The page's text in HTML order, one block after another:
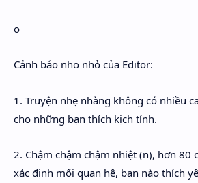
o
Cảnh báo nho nhỏ của Editor:
1. Truyện nhẹ nhàng không có nhiều
cho những bạn thích kịch tính.
2. Chậm chậm chậm nhiệt (n), hơn 80
xác định mối quan hệ, bạn nào thích